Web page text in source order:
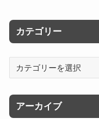
カテゴリー
リ
ー
アーカイブ